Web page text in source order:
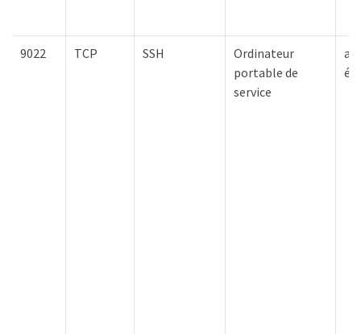
9022 TCP SSH
Ordinateur
portable de
service